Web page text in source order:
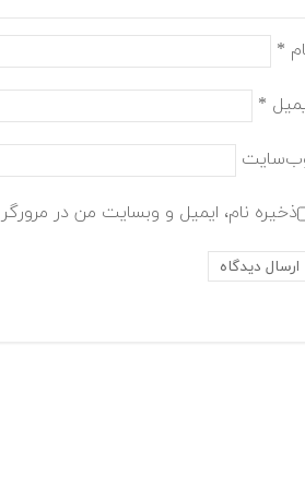
*
*
ذخیره نام، ایمیل و وبسایت من در